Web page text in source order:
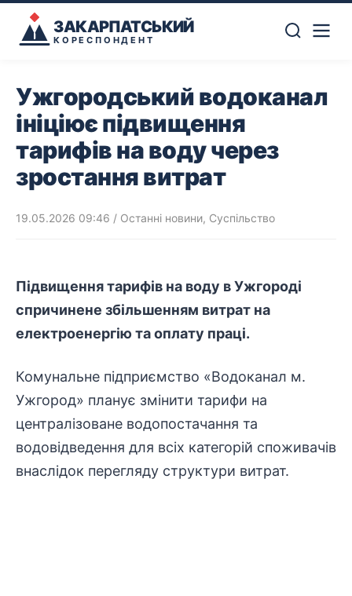
ЗАКАРПАТСЬКИЙ
КОРЕСПОНДЕНТ
Ужгородський водоканал
ініціює підвищення
тарифів на воду через
зростання витрат
19.05.2026 09:46 / Останні новини, Суспільство
Підвищення тарифів на воду в Ужгороді
спричинене збільшенням витрат на
електроенергію та оплату праці.
Комунальне підприємство «Водоканал м.
Ужгород» планує змінити тарифи на
централізоване водопостачання та
водовідведення для всіх категорій споживачів
внаслідок перегляду структури витрат.